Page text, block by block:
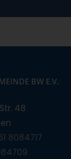
BW E.V.
48
8084717